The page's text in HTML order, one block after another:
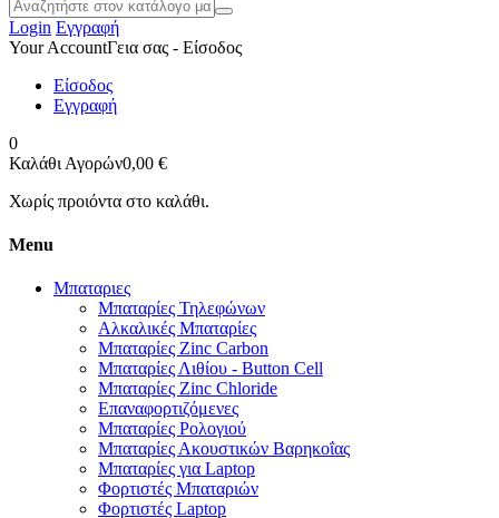
Login Εγγραφή
Your AccountΓεια σας - Είσοδος
Είσοδος
Εγγραφή
0
Καλάθι Αγορών0,00 €
Χωρίς προιόντα στο καλάθι.
Menu
Μπαταριες
Μπαταρίες Τηλεφώνων
Αλκαλικές Μπαταρίες
Μπαταρίες Zinc Carbon
Μπαταρίες Λιθίου - Button Cell
Μπαταρίες Zinc Chloride
Επαναφορτιζόμενες
Μπαταρίες Ρολογιού
Μπαταρίες Ακουστικών Βαρηκοΐας
Μπαταρίες για Laptop
Φορτιστές Μπαταριών
Φορτιστές Laptop